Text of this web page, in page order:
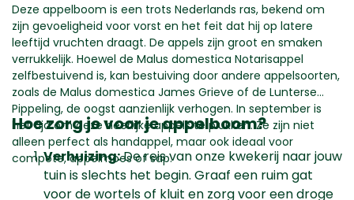
Deze appelboom is een trots Nederlands ras, bekend om
zijn gevoeligheid voor vorst en het feit dat hij op latere
leeftijd vruchten draagt. De appels zijn groot en smaken
verrukkelijk. Hoewel de Malus domestica Notarisappel
zelfbestuivend is, kan bestuiving door andere appelsoorten,
zoals de Malus domestica James Grieve of de Lunterse
Pippeling, de oogst aanzienlijk verhogen. In september is
het tijd om deze heerlijke appels te plukken. Ze zijn niet
alleen perfect als handappel, maar ook ideaal voor
compote, appelmoes of sap.
Hoe zorg je voor je appelboom?
Verhuizing:De reis van onze kwekerij naar jouw
tuin is slechts het begin. Graaf een ruim gat
voor de wortels of kluit en zorg voor een droge